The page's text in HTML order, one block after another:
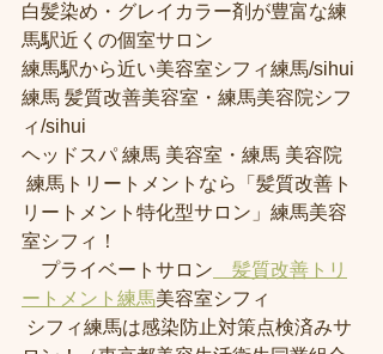
白髪染め・グレイカラー剤が豊富な練
馬駅近くの個室サロン
練馬駅から近い美容室シフィ練馬/sihui
練馬 髪質改善美容室・練馬美容院シフ
ィ/sihui
ヘッドスパ 練馬 美容室・練馬 美容院
練馬トリートメントなら「髪質改善ト
リートメント特化型サロン」練馬美容
室シフィ！
プライベートサロン 髪質改善トリ
ートメント練馬美容室シフィ
シフィ練馬は感染防止対策点検済みサ